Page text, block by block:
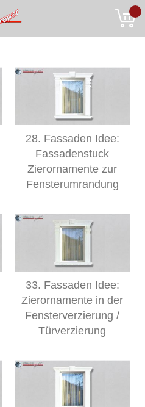
28. Fassaden Idee:
Fassadenstuck
Zierornamente zur
Fensterumrandung
33. Fassaden Idee:
Zierornamente in der
Fensterverzierung /
Türverzierung